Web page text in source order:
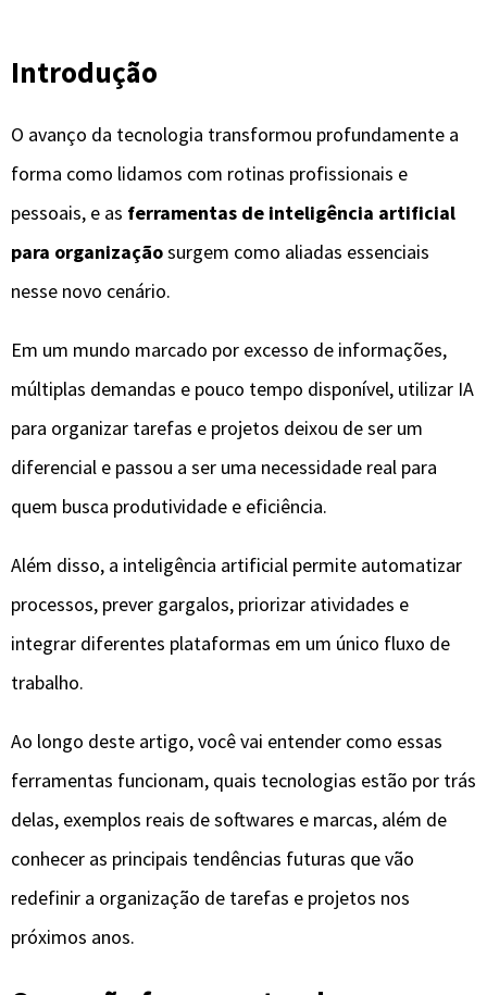
múltiplas demandas e pouco tempo disponível, utilizar IA
diferencial e passou a ser uma necessidade real para
quem busca produtividade e eficiência.
Além disso, a inteligência artificial permite automatizar
processos, prever gargalos, priorizar atividades e
trabalho.
Ao longo deste artigo, você vai entender como essas
ferramentas funcionam, quais tecnologias estão por trás
delas, exemplos reais de softwares e marcas, além de
redefinir a organização de tarefas e projetos nos
próximos anos.
O que são ferramentas de
organização
As ferramentas de inteligência artificial para
organização são sistemas digitais que utilizam
algoritmos avançados, aprendizado de máquina e
análise de dados para auxiliar pessoas e equipes a